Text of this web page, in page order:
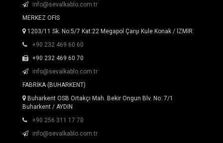
info@sevalkablo.com.tr
MERKEZ OFİS
1203/11 Sk. No:5/7 Kat:22 Megapol Çarşı Kule Konak / İZMİR
+90 232 469 60 60
+90 232 469 60 70
info@sevalkablo.com.tr
FABRİKA (BUHARKENT)
Buharkent OSB Ortakçı Mah. Bekir Ongun Blv. No: 7/1
Buharkent / AYDIN
+90 256 311 17 70
info@sevalkablo.com.tr